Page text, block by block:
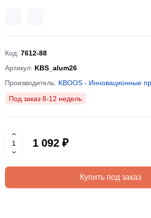
Код: 7612-88
Артикул: KBS_alum26
Производитель: KBOOS - Инновационные
Под заказ 8-12 недель
1 092 ₽
Купить под заказ